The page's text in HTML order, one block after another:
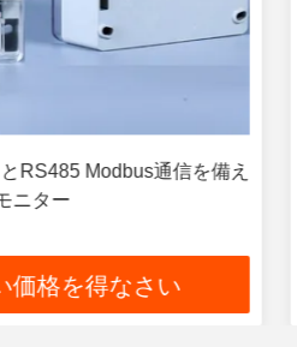
RS485 Modbus通信を備え
ニター
価格を得なさい